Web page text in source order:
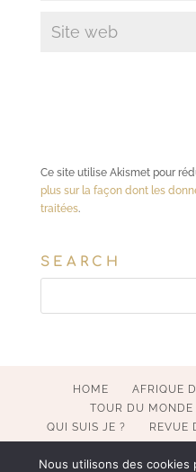
Ce site utilise Akismet pour
plus sur la façon dont les
traitées.
SEARCH
HOME AFRIQUE
TOUR DU MONDE
QUI SUIS JE ?
REVUE
Nous utilisons des cookies